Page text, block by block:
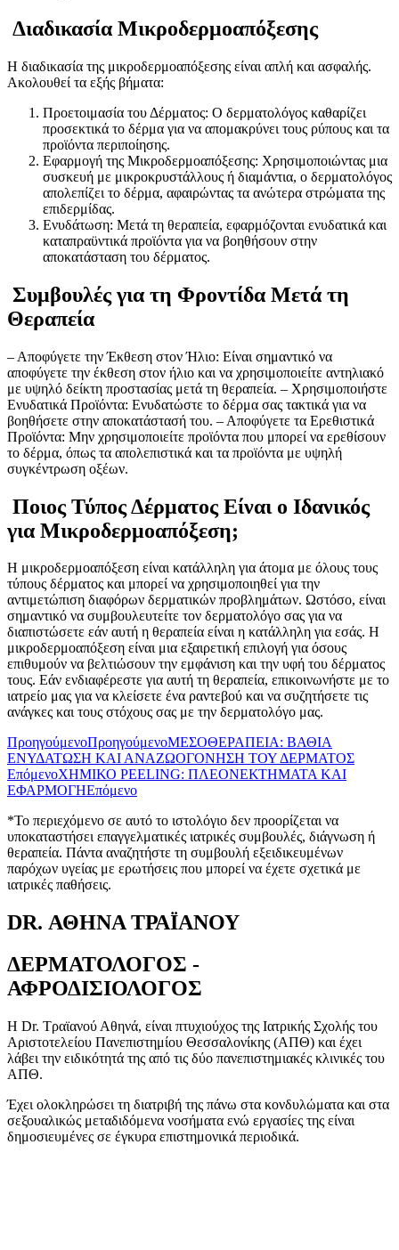
Διαδικασία Μικροδερμοαπόξεσης
Η διαδικασία της μικροδερμοαπόξεσης είναι απλή και ασφαλής.
Ακολουθεί τα εξής βήματα:
Προετοιμασία του Δέρματος: Ο δερματολόγος καθαρίζει
προσεκτικά το δέρμα για να απομακρύνει τους ρύπους και τα
προϊόντα περιποίησης.
Εφαρμογή της Μικροδερμοαπόξεσης: Χρησιμοποιώντας μια
συσκευή με μικροκρυστάλλους ή διαμάντια, ο δερματολόγος
απολεπίζει το δέρμα, αφαιρώντας τα ανώτερα στρώματα της
επιδερμίδας.
Ενυδάτωση: Μετά τη θεραπεία, εφαρμόζονται ενυδατικά και
καταπραϋντικά προϊόντα για να βοηθήσουν στην
αποκατάσταση του δέρματος.
Συμβουλές για τη Φροντίδα Μετά τη
Θεραπεία
– Αποφύγετε την Έκθεση στον Ήλιο: Είναι σημαντικό να
αποφύγετε την έκθεση στον ήλιο και να χρησιμοποιείτε αντηλιακό
με υψηλό δείκτη προστασίας μετά τη θεραπεία. – Χρησιμοποιήστε
Ενυδατικά Προϊόντα: Ενυδατώστε το δέρμα σας τακτικά για να
βοηθήσετε στην αποκατάστασή του. – Αποφύγετε τα Ερεθιστικά
Προϊόντα: Μην χρησιμοποιείτε προϊόντα που μπορεί να ερεθίσουν
το δέρμα, όπως τα απολεπιστικά και τα προϊόντα με υψηλή
συγκέντρωση οξέων.
Ποιος Τύπος Δέρματος Είναι ο Ιδανικός
για Μικροδερμοαπόξεση;
Η μικροδερμοαπόξεση είναι κατάλληλη για άτομα με όλους τους
τύπους δέρματος και μπορεί να χρησιμοποιηθεί για την
αντιμετώπιση διαφόρων δερματικών προβλημάτων. Ωστόσο, είναι
σημαντικό να συμβουλευτείτε τον δερματολόγο σας για να
διαπιστώσετε εάν αυτή η θεραπεία είναι η κατάλληλη για εσάς. Η
μικροδερμοαπόξεση είναι μια εξαιρετική επιλογή για όσους
επιθυμούν να βελτιώσουν την εμφάνιση και την υφή του δέρματος
τους. Εάν ενδιαφέρεστε για αυτή τη θεραπεία, επικοινωνήστε με το
ιατρείο μας για να κλείσετε ένα ραντεβού και να συζητήσετε τις
ανάγκες και τους στόχους σας με την δερματολόγο μας.
ΠροηγούμενοΠροηγούμενοΜΕΣΟΘΕΡΑΠΕΙΑ: ΒΑΘΙΑ
ΕΝΥΔΑΤΩΣΗ ΚΑΙ ΑΝΑΖΩΟΓΟΝΗΣΗ ΤΟΥ ΔΕΡΜΑΤΟΣ
ΕπόμενοΧΗΜΙΚΟ PEELING: ΠΛΕΟΝΕΚΤΗΜΑΤΑ ΚΑΙ
ΕΦΑΡΜΟΓΗΕπόμενο
*Το περιεχόμενο σε αυτό το ιστολόγιο δεν προορίζεται να
υποκαταστήσει επαγγελματικές ιατρικές συμβουλές, διάγνωση ή
θεραπεία. Πάντα αναζητήστε τη συμβουλή εξειδικευμένων
παρόχων υγείας με ερωτήσεις που μπορεί να έχετε σχετικά με
ιατρικές παθήσεις.
DR. ΑΘΗΝΑ ΤΡΑΪΑΝΟΥ
ΔΕΡΜΑΤΟΛΟΓΟΣ -
ΑΦΡΟΔΙΣΙΟΛΟΓΟΣ
Η Dr. Τραϊανού Αθηνά, είναι πτυχιούχος της Ιατρικής Σχολής του
Αριστοτελείου Πανεπιστημίου Θεσσαλονίκης (ΑΠΘ) και έχει
λάβει την ειδικότητά της από τις δύο πανεπιστημιακές κλινικές του
ΑΠΘ.
Έχει ολοκληρώσει τη διατριβή της πάνω στα κονδυλώματα και στα
σεξουαλικώς μεταδιδόμενα νοσήματα ενώ εργασίες της είναι
δημοσιευμένες σε έγκυρα επιστημονικά περιοδικά.